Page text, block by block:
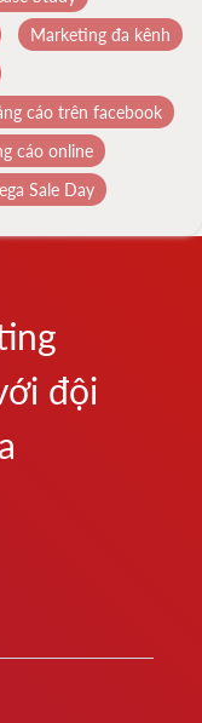
Marketing đa kênh
cáo trên facebook
cáo online
Sale Day
đội